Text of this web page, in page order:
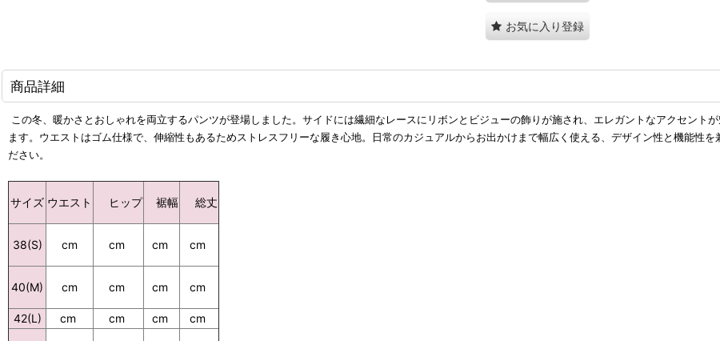
お気に入り登録
商品詳細
この冬、暖かさとおしゃれを両立するパンツが登場しました。サイドには繊細なレースにリボンとビジューの飾りが施され、エレガントなアクセント
ます。ウエストはゴム仕様で、伸縮性もあるためストレスフリーな履き心地。日常のカジュアルからお出かけまで幅広く使える、デザイン性と機能性
ださい。
サイズ ウエスト ヒップ 裾幅 総丈
38(S) cm cm cm cm
40(M) cm cm cm cm
42(L) cm cm cm cm